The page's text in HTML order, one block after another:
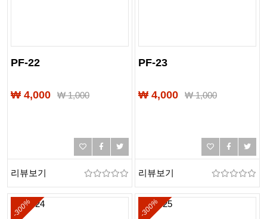
PF-22
₩ 4,000 ₩1,000
리뷰보기
PF-23
₩ 4,000 ₩1,000
리뷰보기
-300% -300%